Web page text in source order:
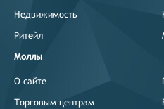
Недвижимость
Ритейл
Моллы
О сайте
Торговым центрам